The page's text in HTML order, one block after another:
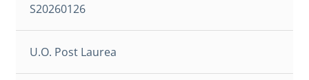
S20260126
U.O. Post Laurea